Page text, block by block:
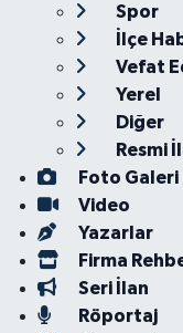
Spor
İlçe
Vefat
Yerel
Diğer
Resmi
Foto Galeri
Video
Yazarlar
Firma
Seri İlan
Röportaj